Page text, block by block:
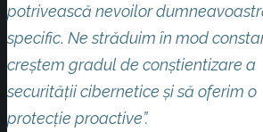
potrivească nevoilor
specific. Ne străduim în mod
creștem gradul de conștientizare a
securității cibernetice și să oferim o
protecție proactive”.